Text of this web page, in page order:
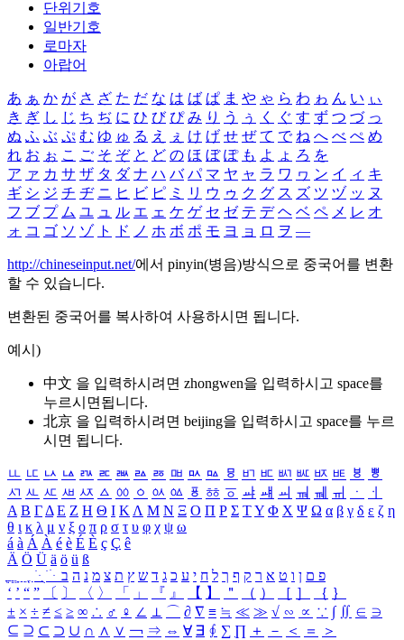
단위기호
일반기호
로마자
아랍어
あ ぁ か が さ ざ た だ な は ば ぱ ま や ゃ ら わ ゎ ん い ぃ
き ぎ し じ ち ぢ に ひ び ぴ み り う ぅ く ぐ す ず つ づ っ
ぬ ふ ぶ ぷ む ゆ ゅ る え ぇ け げ せ ぜ て で ね へ べ ぺ め
れ お ぉ こ ご そ ぞ と ど の ほ ぼ ぽ も よ ょ ろ を
ア ァ カ サ ザ タ ダ ナ ハ バ パ マ ヤ ャ ラ ワ ヮ ン イ ィ キ
ギ シ ジ チ ヂ ニ ヒ ビ ピ ミ リ ウ ゥ ク グ ス ズ ツ ヅ ッ ヌ
フ ブ プ ム ユ ュ ル エ ェ ケ ゲ セ ゼ テ デ ヘ ベ ペ メ レ オ
ォ コ ゴ ソ ゾ ト ド ノ ホ ボ ポ モ ヨ ョ ロ ヲ ―
http://chineseinput.net/에서 pinyin(병음)방식으로 중국어를 변환
할 수 있습니다.
변환된 중국어를 복사하여 사용하시면 됩니다.
예시)
中文 을 입력하시려면 zhongwen을 입력하시고 space를
누르시면됩니다.
北京 을 입력하시려면 beijing을 입력하시고 space를 누르
시면 됩니다.
ㅥ ㅦ ㅧ ㅨ ㅩ ㅪ ㅫ ㅬ ㅭ ㅮ ㅯ ㅰ ㅱ ㅲ ㅳ ㅴ ㅵ ㅶ ㅷ ㅸ
ㅹ
ㅺ ㅻ ㅼ ㅽ ㅾ ㅿ ㆀ ㆁ ㆂ ㆃ ㆄ ㆅ ㆆ ㆇ ㆈ ㆉ ㆊ ㆋ ㆌ ㆍ
ㆎ
Α Β ΓΔ Ε Ζ Η Θ Ι ΚΛ Μ Ν Ξ Ο Π Ρ Σ ΤΥ Φ Χ Ψ Ω α β γ δ ε ζ η
θ ι κ λ μ ν ξ ο π ρ σ τ υ φ χ ψ ω
á à Á À é è É È ç Ç ê
Ä Ö Ü ä ö ü ß
ִֶֹ ֻּ ׁׂ פ ם ן ו ט א ר ק ף ך ל ח י ע כ ג ד ש ץ ת צ מ נ ה ב
‘ ’ “ ” 〔 〕 〈 〉 「 」 『 』 【 】 ＂ （ ） ［ ］ ｛ ｝
± × ÷ ≠ ≤ ≥ ∞ ∴ ♂ ♀ ∠ ⊥ ⌒ ∂ ∇ ≡ ≒ ≪ ≫ √ ∽ ∝ ∵ ∫ ∬ ∈ ∋
⊆ ⊇ ⊂ ⊃ ∪ ∩ ∧ ∨ ￢ ⇒ ⇔ ∀ ∃ ∮ ∑ ∏ ＋ － ＜ ＝
＞